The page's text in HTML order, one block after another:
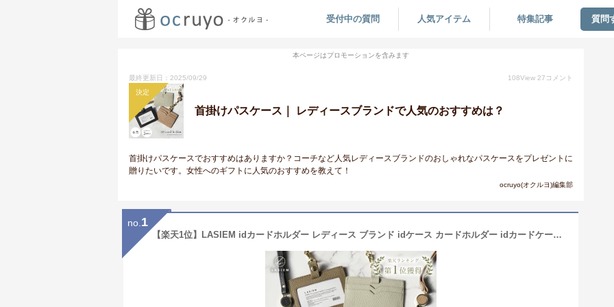
受付中の質問 人気アイテム 特集記事 質問
本ページはプロモーションを含みます
最終更新日：2025/09/29 108View 27 コメント
決定
首掛けパスケース｜ レディースブランドで人気のおすすめは？
首掛けパスケースでおすすめはありますか？コーチなど人気レディースブランドのおしゃれなパスケースをプレゼントに
贈りたいです。女性へのギフトに人気のおすすめを教えて！
ocruyo(オクルヨ)編集部
no. 1
【楽天1位】LASIEM idカードホルダー レディース ブランド idケース カードホルダー idカードケース 本革 レザー 革 クリア ポケット 首掛け カードキー リール付き ネック ストラップ リールストラップ 伸縮 社員証 定期入れ 名刺 横型 かわいい